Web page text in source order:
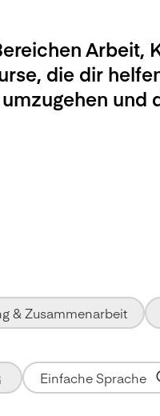
Arbeit,
die dir
und
& Zusammenarbeit
Einfache Sprache